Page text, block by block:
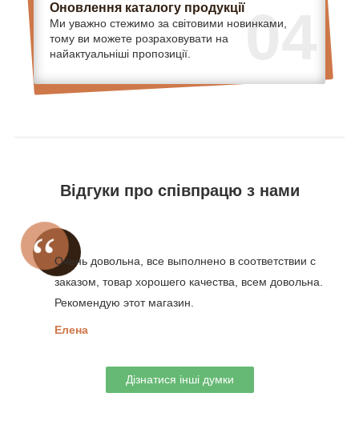
04
Оновлення каталогу продукції
Ми уважно стежимо за світовими новинками,
тому ви можете розраховувати на
найактуальніші пропозиції.
Відгуки про співпрацю з нами
Очень довольна, все выполнено в соответствии с
заказом, товар хорошего качества, всем довольна.
Рекомендую этот магазин.
Елена
Дізнатися інші думки